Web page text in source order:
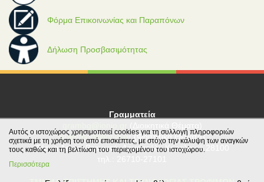
Φόρμα Επικοινωνίας και Παραπόνων
Δήλωση Προσβασιμότητας
Γραμματεία
gramfood@ionio.gr(Φοιτητικά Θέματα)
Tέρμα Λεωφ. Βεργωτή, Αργοστόλι, Κεφαλονιά 28100
Αυτός ο ιστοχώρος χρησιμοποιεί cookies για τη συλλογή πληροφοριών
σχετικά με τη χρήση του από επισκέπτες, με στόχο την κάλυψη των αναγκών
τους καθώς και τη βελτίωση του περιεχομένου του ιστοχώρου.
Περισσότερα